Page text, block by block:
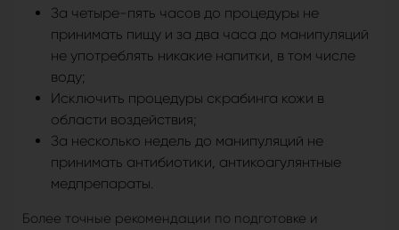
За четыре-пять часов до процедуры не
принимать пищу и за два часа до манипуляций
не употреблять никакие напитки, в том числе
воду;
Исключить процедуры скрабинга кожи в
области воздействия;
За несколько недель до манипуляций не
принимать антибиотики, антикоагулянтные
медпрепараты.
Более точные рекомендации по подготовке и